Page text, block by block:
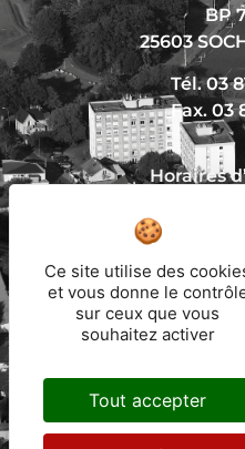
BP
25603
Tél. 03
Fax. 03
Horaires
Du lundi
De
Et de
Nous
Ce site utilise des
et vous donne le
sur ceux que vous
souhaitez activer
Tout accepter